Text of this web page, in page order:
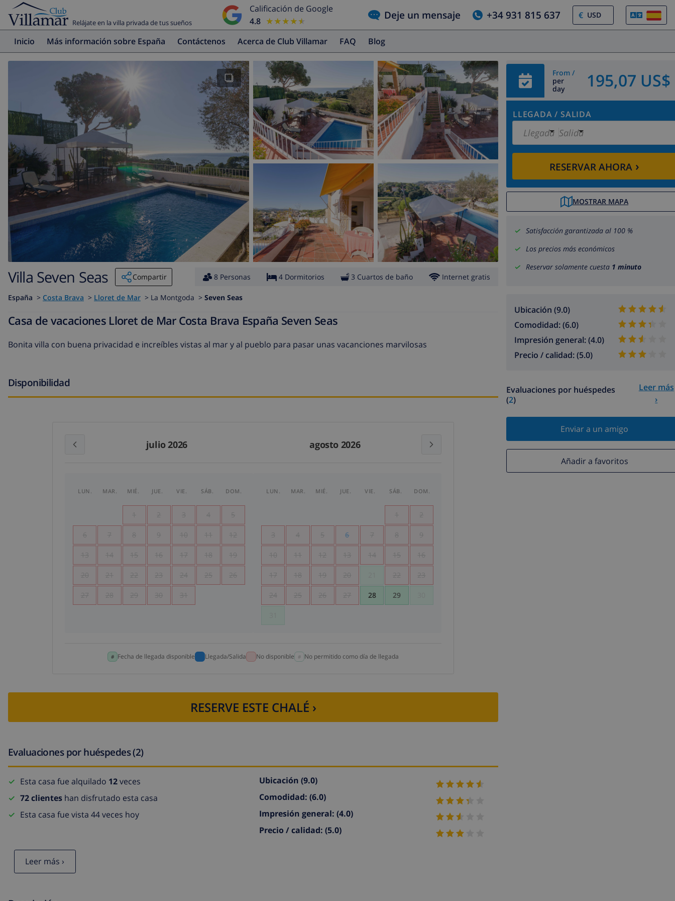
Relájate en la villa privada de tus sueños
Calificación de Google
4.8
★★★★★
★★★★★ Deje un mensaje +34 931 815 637 €
Inicio Más información sobre España Contáctenos Acerca de Club Villamar FAQ Blog
From /
per
day
195,07 US$
LLEGADA / SALIDA
Llegada Salida
RESERVAR AHORA ›
MOSTRAR MAPA
Satisfacción garantizada al 100 %
Los precios más económicos
Reservar solamente cuesta 1 minuto
Ubicación (9.0)
Comodidad: (6.0)
Impresión general: (4.0)
Precio / calidad: (5.0)
Evaluaciones por huéspedes
(2)
Leer más
›
Enviar a un amigo
Añadir a favoritos
Villa Seven Seas Compartir 8 Personas 4 Dormitorios 3 Cuartos de baño Internet gratis
España > Costa Brava > Lloret de Mar > La Montgoda > Seven Seas
Casa de vacaciones Lloret de Mar Costa Brava España Seven Seas
Bonita villa con buena privacidad e increíbles vistas al mar y al pueblo para pasar unas vacanciones marvilosas
Disponibilidad
julio 2026 agosto 2026
LUN. MAR. MIÉ. JUE. VIE. SÁB. DOM.
1 2 3 4 5
6 7 8 9 10 11 12
13 14 15 16 17 18 19
20 21 22 23 24 25 26
27 28 29 30 31
LUN. MAR. MIÉ. JUE. VIE. SÁB. DOM.
1 2
3 4 5 6 7 8 9
10 11 12 13 14 15 16
17 18 19 20 22 23
24 25 26 27 28 29
Fecha de llegada disponible Llegada/Salida No disponible No permitido como día de llegada
RESERVE ESTE CHALÉ ›
Evaluaciones por huéspedes (2)
Esta casa fue alquilado 12veces
72 clientes han disfrutado esta casa
Esta casa fue vista 44 veces hoy
Ubicación (9.0)
Comodidad: (6.0)
Impresión general: (4.0)
Precio / calidad: (5.0)
Leer más ›